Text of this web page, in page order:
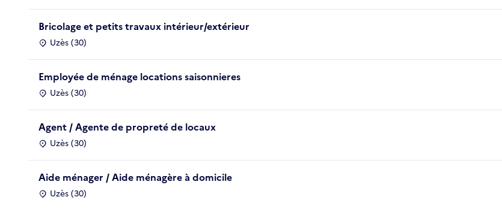
Bricolage et petits travaux intérieur/extérieur
Uzès (30)
Employée de ménage locations saisonnieres
Uzès (30)
Agent / Agente de propreté de locaux
Uzès (30)
Aide ménager / Aide ménagère à domicile
Uzès (30)